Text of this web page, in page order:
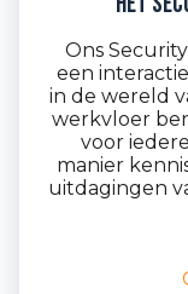
Ons
een
in de wereld
werkvloer
voor
manier
uitdagingen